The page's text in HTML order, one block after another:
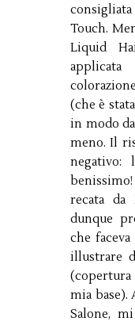
Touch.
Liquid
(che è
in modo
meno. Il
recata da
dunque
che
illustrare
(copertura
mia base).
Salone,